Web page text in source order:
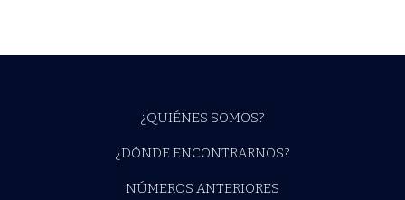
¿QUIÉNES SOMOS?
¿DÓNDE ENCONTRARNOS?
NÚMEROS ANTERIORES